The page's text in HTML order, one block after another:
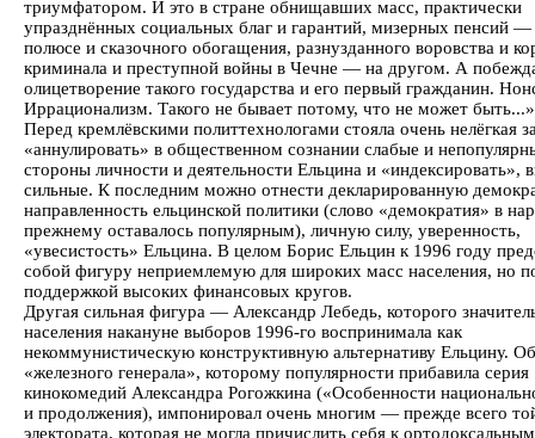
триумфатором. И это в стране обнищавших масс, практически
упразднённых социальных благ и гарантий, мизерных пенсий
полюсе и сказочного обогащения, разнузданного воровства и
криминала и преступной войны в Чечне — на другом. А
олицетворение такого государства и его первый гражданин.
Иррационализм. Такого не бывает потому, что не может быть...»
Перед кремлёвскими политтехнологами стояла очень нелёгкая
«аннулировать» в общественном сознании слабые и
стороны личности и деятельности Ельцина и «индексировать»,
сильные. К последним можно отнести декларированную
направленность ельцинской политики (слово «демократия» в
прежнему оставалось популярным), личную силу, уверенность,
«увесистость» Ельцина. В целом Борис Ельцин к 1996 году
собой фигуру неприемлемую для широких масс населения, но
поддержкой высоких финансовых кругов.
Другая сильная фигура — Александр Лебедь, которого
населения накануне выборов 1996-го воспринимала как
некоммунистическую конструктивную альтернативу Ельцину.
«железного генерала», которому популярности прибавила серия
кинокомедий Александра Рогожкина («Особенности
и продолжения), импонировал очень многим — прежде всего
электората, которая не могла причислить себя к ортодоксальным